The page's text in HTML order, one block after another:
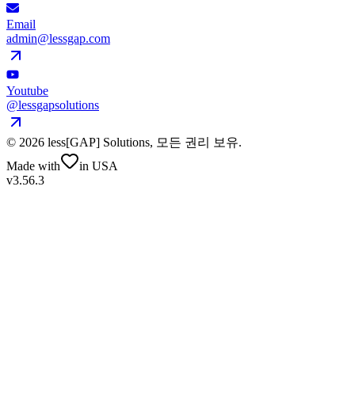
Email
admin@lessgap.com
Youtube
@lessgapsolutions
© 2026 less[GAP] Solutions, 모든 권리 보유.
Made with
in USA
v3.56.3